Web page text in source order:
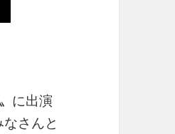
に出演
さんと